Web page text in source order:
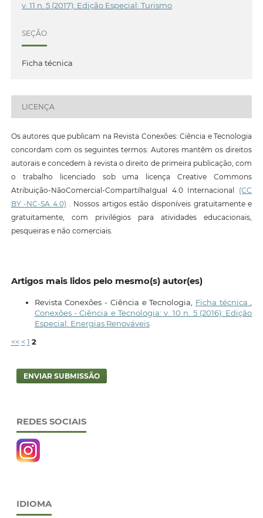
v. 11 n. 5 (2017): Edição Especial: Turismo
SEÇÃO
Ficha técnica
LICENÇA
Os autores que publicam na Revista Conexões: Ciência e Tecnologia
concordam com os seguintes termos: Autores mantêm os direitos
autorais e concedem à revista o direito de primeira publicação, com
o trabalho licenciado sob uma licença Creative Commons
Atribuição-NãoComercial-CompartilhaIgual 4.0 Internacional (CC
BY -NC-SA 4.0) . Nossos artigos estão disponíveis gratuitamente e
gratuitamente, com privilégios para atividades educacionais,
pesqueiras e não comerciais.
Artigos mais lidos pelo mesmo(s) autor(es)
Revista Conexões - Ciência e Tecnologia, Ficha técnica
Conexões - Ciência e Tecnologia: v. 10 n. 5 (2016): Edição
Especial: Energias Renováveis
<< < 1 2
ENVIAR SUBMISSÃO
REDES SOCIAIS
IDIOMA